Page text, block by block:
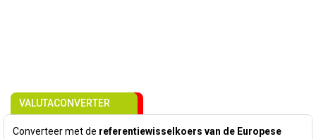
VALUTACONVERTER
Converteer met de referentiewisselkoers van de Europese